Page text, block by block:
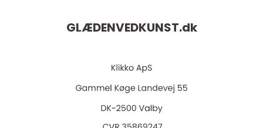
GLÆDENVEDKUNST.dk